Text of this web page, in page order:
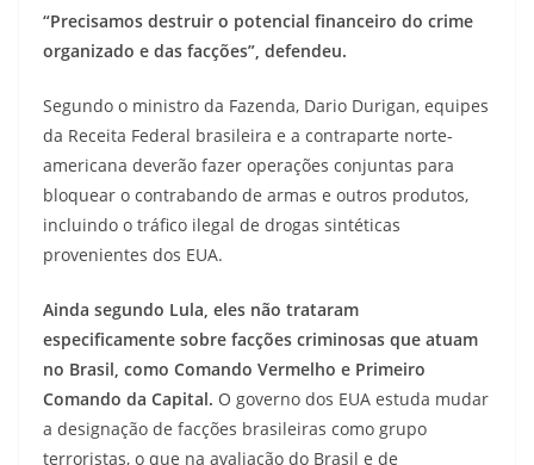
“Precisamos destruir o potencial financeiro do crime
organizado e das facções”, defendeu.
Segundo o ministro da Fazenda, Dario Durigan, equipes
da Receita Federal brasileira e a contraparte norte-
americana deverão fazer operações conjuntas para
bloquear o contrabando de armas e outros produtos,
incluindo o tráfico ilegal de drogas sintéticas
provenientes dos EUA.
Ainda segundo Lula, eles não trataram
especificamente sobre facções criminosas que atuam
no Brasil, como Comando Vermelho e Primeiro
Comando da Capital. O governo dos EUA estuda mudar
a designação de facções brasileiras como grupo
terroristas, o que na avaliação do Brasil e de